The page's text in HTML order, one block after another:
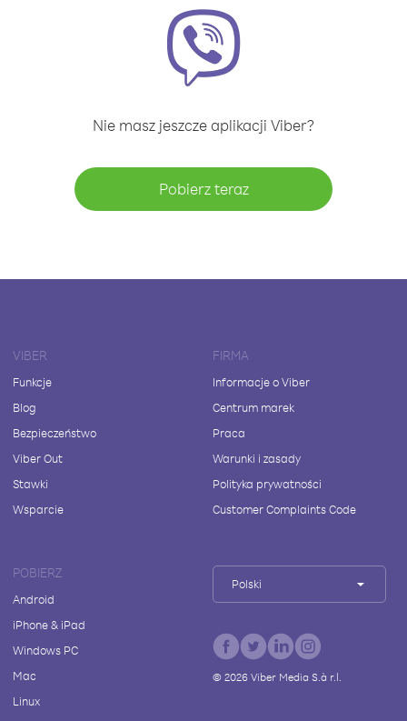
Nie masz jeszcze aplikacji Viber?
Pobierz teraz
VIBER
Funkcje
Blog
Bezpieczeństwo
Viber Out
Stawki
Wsparcie
FIRMA
Informacje o Viber
Centrum marek
Praca
Warunki i zasady
Polityka prywatności
Customer Complaints Code
POBIERZ
Android
iPhone & iPad
Windows PC
Mac
Linux
Polski
© 2026Viber Media S.à r.l.